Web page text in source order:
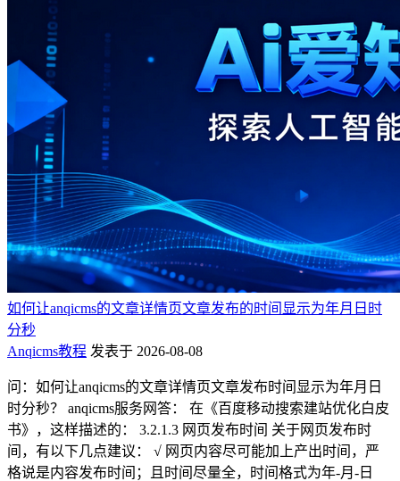
如何让anqicms的文章详情页文章发布的时间显示为年月日时
分秒
Anqicms教程 发表于 2026-08-08
问：如何让anqicms的文章详情页文章发布时间显示为年月日
时分秒？ anqicms服务网答： 在《百度移动搜索建站优化白皮
书》，这样描述的： 3.2.1.3 网页发布时间 关于网页发布时
间，有以下几点建议： √ 网页内容尽可能加上产出时间，严
格说是内容发布时间；且时间尽量全，时间格式为年-月-日